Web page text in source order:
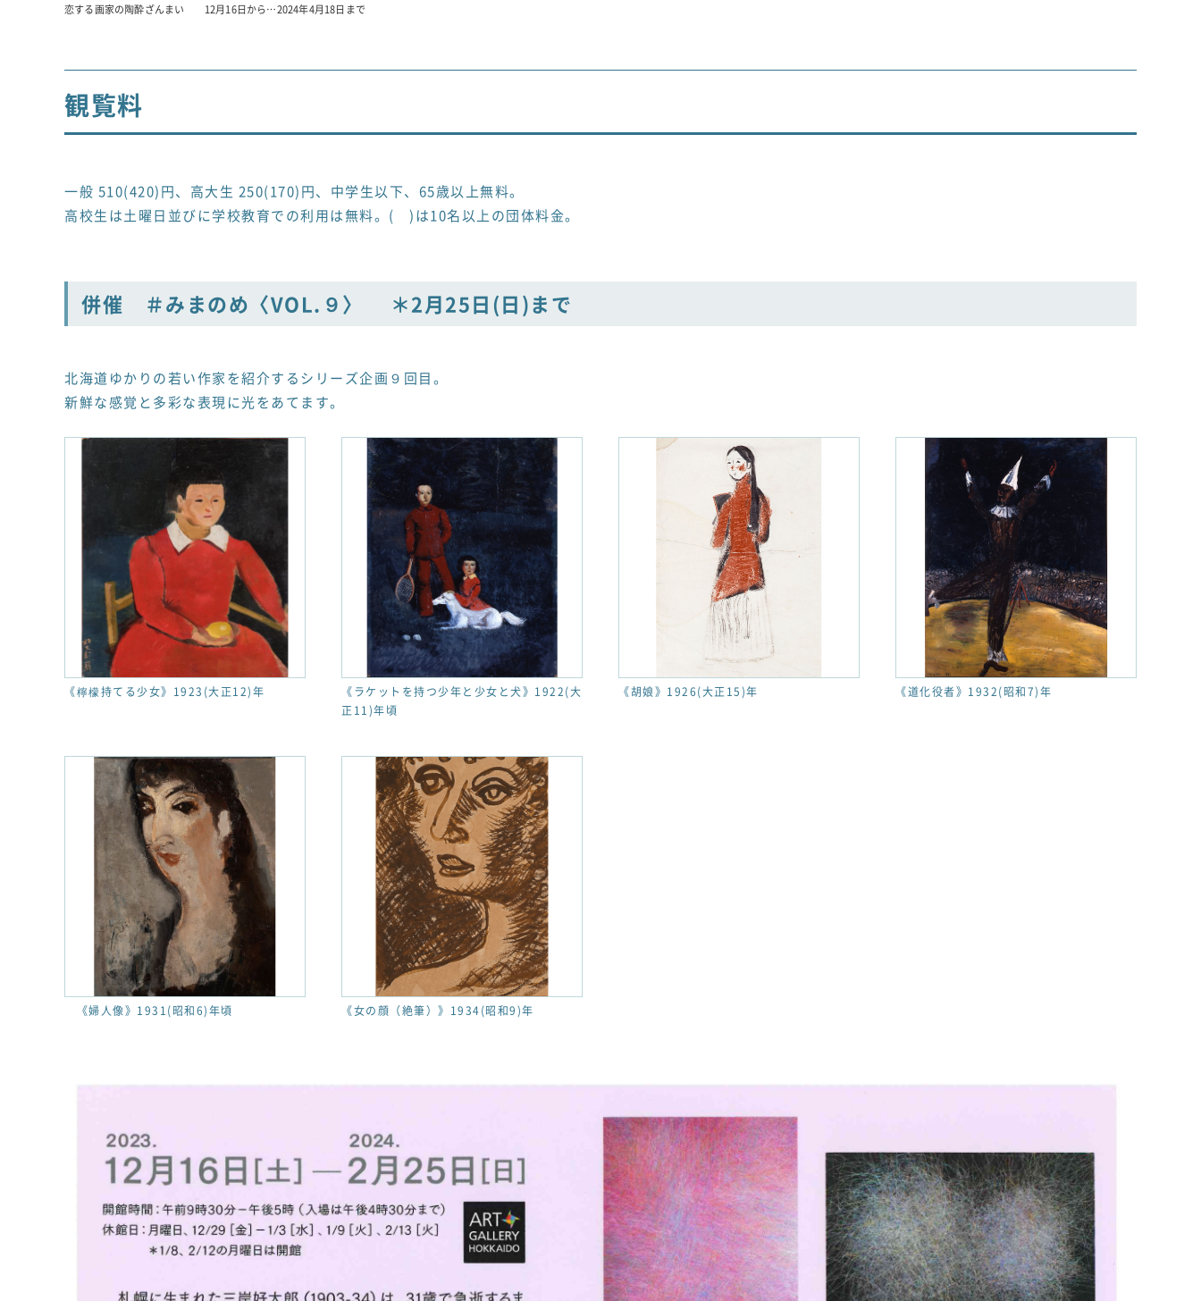
恋する画家の陶酔ざんまい 12月16日から…2024年4月18日まで
観覧料
一般 510(420)円、高大生 250(170)円、中学生以下、65歳以上無料。
高校生は土曜日並びに学校教育での利用は無料。( )は10名以上の団体料金。
併催 ＃みまのめ〈VOL.９〉 ＊2月25日(日)まで
北海道ゆかりの若い作家を紹介するシリーズ企画９回目。
新鮮な感覚と多彩な表現に光をあてます。
《檸檬持てる少女》1923(大正12)年
《ラケットを持つ少年と少女と犬》1922(大
正11)年頃
《胡娘》1926(大正15)年 《道化役者》1932(昭和7)年
《婦人像》1931(昭和6)年頃 《女の顔（絶筆）》1934(昭和9)年